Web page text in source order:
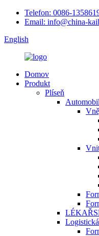
Telefon: 0086-
Email: info@china-
English
Domov
Produkt
Plíseň